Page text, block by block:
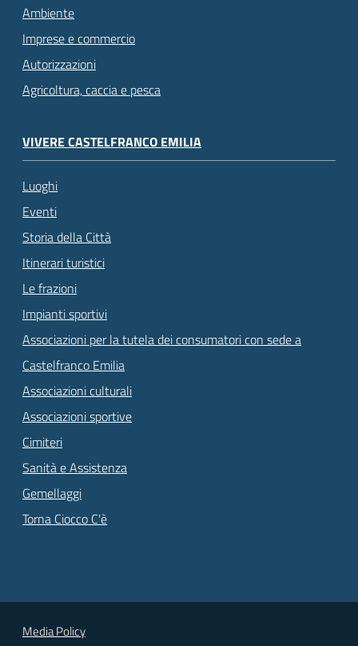
Ambiente
Imprese e commercio
Autorizzazioni
Agricoltura, caccia e pesca
VIVERE CASTELFRANCO EMILIA
Luoghi
Eventi
Storia della Città
Itinerari turistici
Le frazioni
Impianti sportivi
Associazioni per la tutela dei consumatori con sede a
Castelfranco Emilia
Associazioni culturali
Associazioni sportive
Cimiteri
Sanità e Assistenza
Gemellaggi
Torna Ciocco C'è
Media Policy